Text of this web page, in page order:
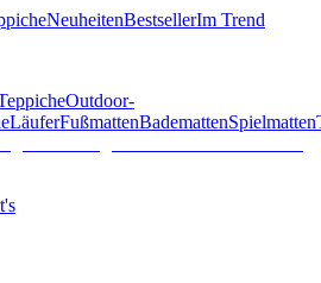
NeuheitenBestsellerIm Trend
Outdoor-
LäuferFußmattenBademattenSpielmatten